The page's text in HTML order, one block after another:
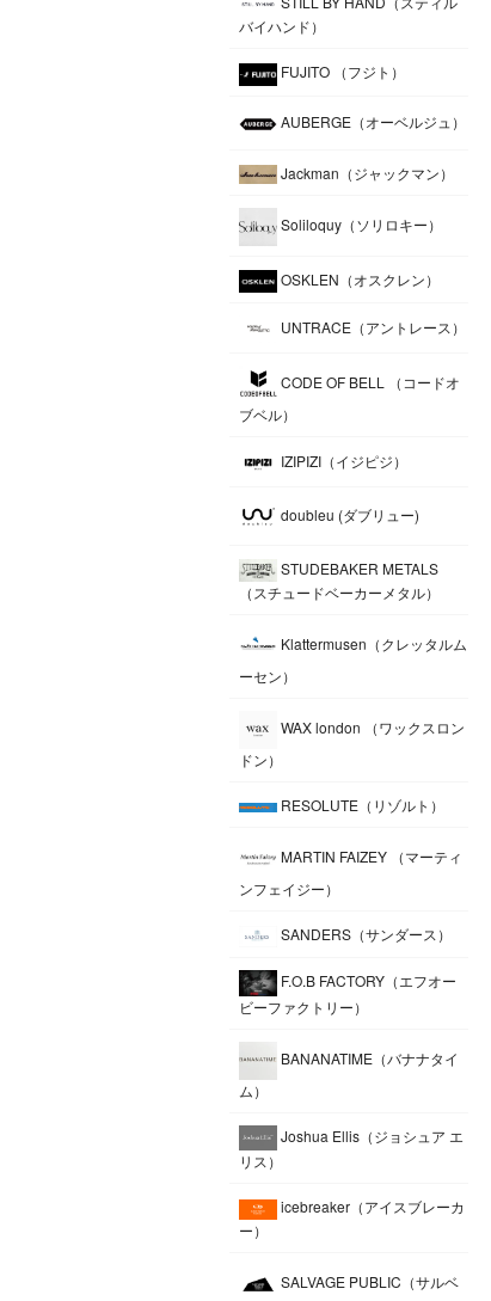
バイハンド）
FUJITO （フジト）
AUBERGE（オーベルジュ）
Jackman（ジャックマン）
Soliloquy（ソリロキー）
OSKLEN（オスクレン）
UNTRACE（アントレース）
CODE OF BELL （コードオ
ブベル）
IZIPIZI（イジピジ）
doubleu (ダブリュー)
STUDEBAKER METALS
（スチュードベーカーメタル）
Klattermusen（クレッタルム
ーセン）
WAX london （ワックスロン
ドン）
RESOLUTE（リゾルト）
MARTIN FAIZEY （マーティ
ンフェイジー）
SANDERS（サンダース）
F.O.B FACTORY（エフオー
ビーファクトリー）
BANANATIME（バナナタイ
ム）
Joshua Ellis（ジョシュア エ
リス）
icebreaker（アイスブレーカ
ー）
SALVAGE PUBLIC（サルベ